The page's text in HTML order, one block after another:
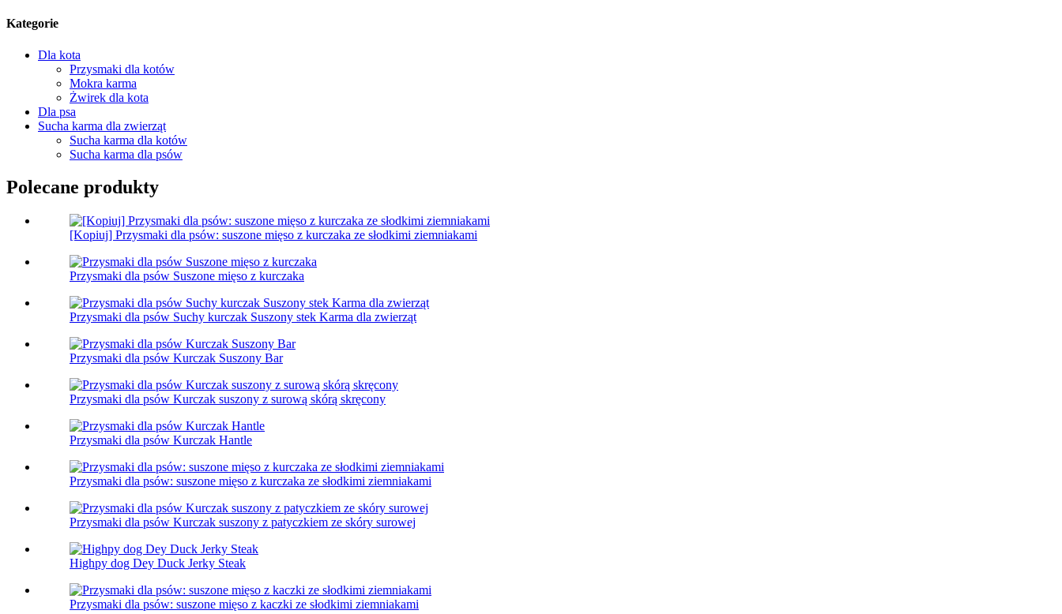
Kategorie
Dla kota
Przysmaki dla kotów
Mokra karma
Żwirek dla kota
Dla psa
Sucha karma dla zwierząt
Sucha karma dla kotów
Sucha karma dla psów
Polecane produkty
[Kopiuj] Przysmaki dla psów: suszone mięso z kurczaka ze słodkimi ziemniakami
Przysmaki dla psów Suszone mięso z kurczaka
Przysmaki dla psów Suchy kurczak Suszony stek Karma dla zwierząt
Przysmaki dla psów Kurczak Suszony Bar
Przysmaki dla psów Kurczak suszony z surową skórą skręcony
Przysmaki dla psów Kurczak Hantle
Przysmaki dla psów: suszone mięso z kurczaka ze słodkimi ziemniakami
Przysmaki dla psów Kurczak suszony z patyczkiem ze skóry surowej
Highpy dog ​​Dey Duck Jerky Steak
Przysmaki dla psów: suszone mięso z kaczki ze słodkimi ziemniakami